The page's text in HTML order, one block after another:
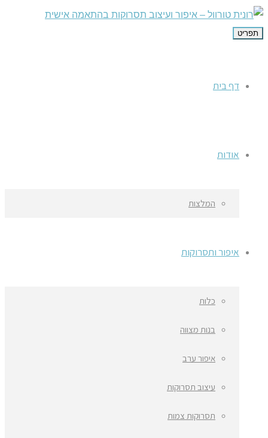
תפריט
דף בית
אודות
המלצות
איפור ותסרוקות
כלות
בנות מצווה
איפור ערב
עיצוב תסרוקות
תסרוקות צמות